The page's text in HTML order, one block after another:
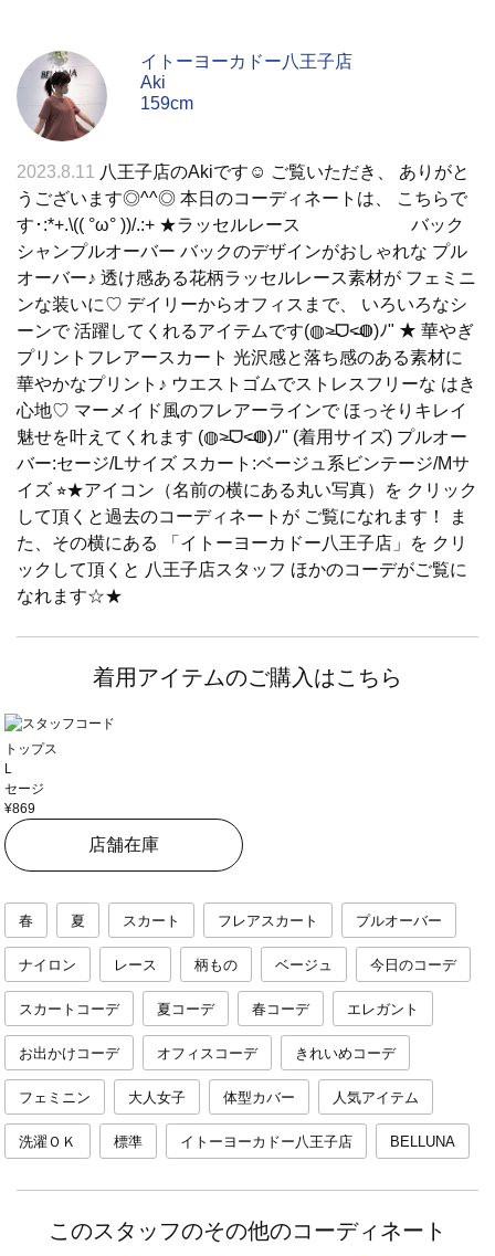
イトーヨーカドー八王子店
Aki
159cm
2023.8.11
八王子店のAkiです☺︎ ご覧いただき、 ありがと
うございます◎^^◎ 本日のコーディネートは、 こちらで
す･:*+.\(( °ω° ))/.:+ ★ラッセルレース バック
シャンプルオーバー バックのデザインがおしゃれな プル
オーバー♪ 透け感ある花柄ラッセルレース素材が フェミニ
ンな装いに♡ デイリーからオフィスまで、 いろいろなシ
ーンで 活躍してくれるアイテムです(◍˃̶ᗜ˂̶◍)ﾉ" ★ 華やぎ
プリントフレアースカート 光沢感と落ち感のある素材に
華やかなプリント♪ ウエストゴムでストレスフリーな はき
心地♡ マーメイド風のフレアーラインで ほっそりキレイ
魅せを叶えてくれます (◍˃̶ᗜ˂̶◍)ﾉ" (着用サイズ) プルオー
バー:セージ/Lサイズ スカート:ベージュ系ビンテージ/Mサ
イズ ⭐︎★アイコン（名前の横にある丸い写真）を クリック
して頂くと過去のコーディネートが ご覧になれます！ ま
た、その横にある 「イトーヨーカドー八王子店」を クリ
ックして頂くと 八王子店スタッフ ほかのコーデがご覧に
なれます☆★
着用アイテムのご購入はこちら
トップス
L
セージ
¥869
店舗在庫
春 夏 スカート フレアスカート プルオーバー
ナイロン レース 柄もの ベージュ 今日のコーデ
スカートコーデ 夏コーデ 春コーデ エレガント
お出かけコーデ オフィスコーデ きれいめコーデ
フェミニン 大人女子 体型カバー 人気アイテム
洗濯ＯＫ 標準 イトーヨーカドー八王子店 BELLUNA
このスタッフのその他のコーディネート